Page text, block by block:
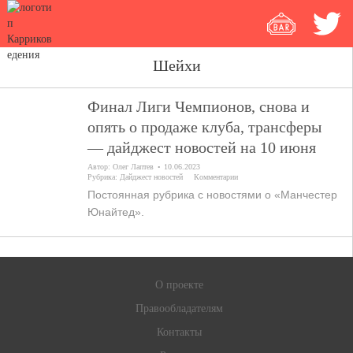
Шейхи
Финал Лиги Чемпионов, снова и
опять о продаже клуба, трансферы
— дайджест новостей на 10 июня
Автор:Олег Лаптев
10.06.2023
Рубрика: Дайджест новостей Комментарии
Постоянная рубрика с новостями о «Манчестер
Юнайтед».
О проекте
Правообладателям
Контакты